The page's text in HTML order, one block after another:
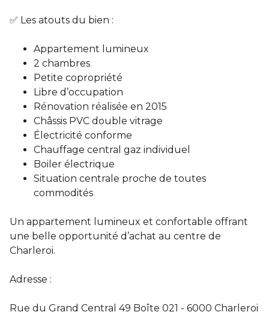
✅ Les atouts du bien :
Appartement lumineux
2 chambres
Petite copropriété
Libre d’occupation
Rénovation réalisée en 2015
Châssis PVC double vitrage
Électricité conforme
Chauffage central gaz individuel
Boiler électrique
Situation centrale proche de toutes
commodités
Un appartement lumineux et confortable offrant
une belle opportunité d’achat au centre de
Charleroi.
Adresse :
Rue du Grand Central 49 Boîte 021 - 6000 Charleroi